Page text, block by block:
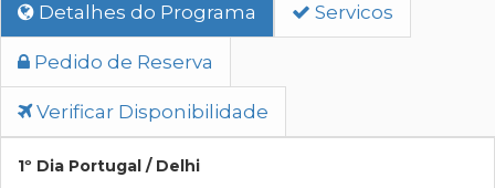
Detalhes do Programa Servicos
Pedido de Reserva
Verificar Disponibilidade
1º Dia Portugal / Delhi